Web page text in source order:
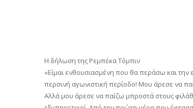
Η δήλωση της Ρεμπέκα Τόμπιν
«Είμαι ενθουσιασμένη που θα περάσω και
περσινή αγωνιστική περίοδο! Μου άρεσε να
Αλλά μου άρεσε να παίζω μπροστά στους